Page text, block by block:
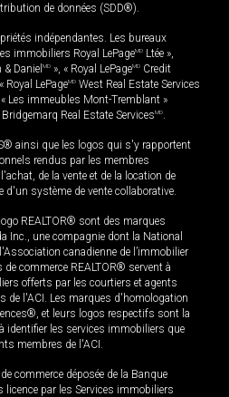
de données (SDD®).
indépendantes. Les bureaux
immobiliers Royal LePageMD Ltée »,
Daniel MD », « Royal LePageMD Credit
Royal LePageMD West Real Estate Services
Les immeubles Mont-Tremblant »
Real Estate ServicesMD.
ainsi que les logos qui s'y rapportent
rendus par les membres
de la vente et de la location de
système de vente collaborative.
REALTOR® sont des marques
Inc., une compagnie dont la National
canadienne de l’immobilier
commerce REALTOR® servent à
offerts par les courtiers et agents
de l'ACI. Les marques d'homologation
et leurs logos respectifs sont la
identifier les services immobiliers que
membres de l'ACI.
commerce déposée de la Banque
licence par les Services immobiliers